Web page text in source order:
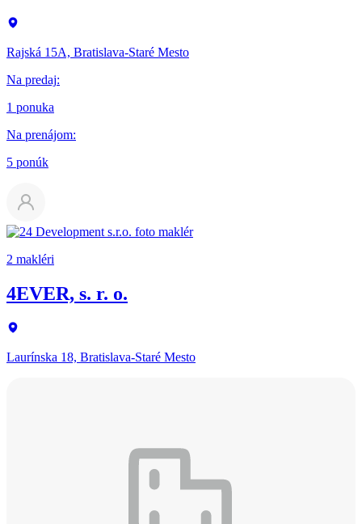
Rajská 15A, Bratislava-Staré Mesto
Na predaj:
1 ponuka
Na prenájom:
5 ponúk
2 makléri
4EVER, s. r. o.
Laurínska 18, Bratislava-Staré Mesto